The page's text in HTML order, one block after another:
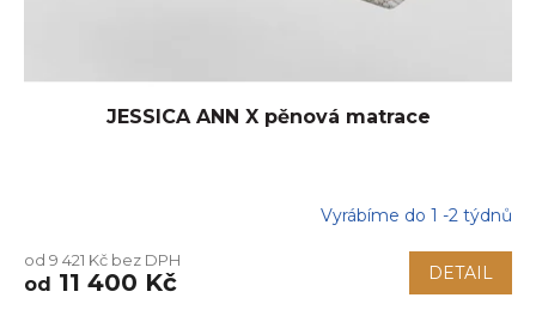
JESSICA ANN X pěnová matrace
produktu
je
Vyrábíme do 1 -2 týdnů
od 9 421 Kč bez DPH
od 11 400 Kč DETAIL